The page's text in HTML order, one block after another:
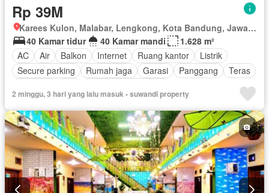
Rp 39M
Karees Kulon, Malabar, Lengkong, Kota Bandung, Jawa Barat
40 Kamar tidur
40 Kamar mandi
1.628 m²
AC
Air Balkon Internet Ruang kantor
Listrik
Secure parking
Rumah jaga Garasi Panggang
Teras
2 minggu, 3 hari yang lalu masuk - suwandi property